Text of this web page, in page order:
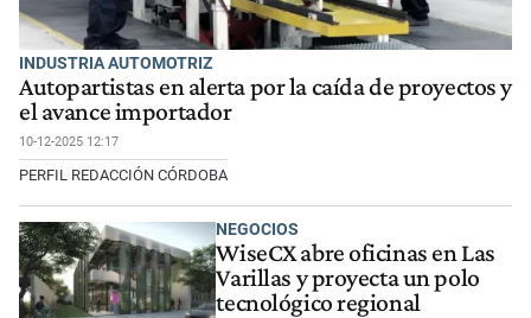
INDUSTRIA AUTOMOTRIZ
Autopartistas en alerta por la caída de proyectos y
el avance importador
10-12-2025 12:17
PERFIL REDACCIÓN CÓRDOBA
NEGOCIOS
WiseCX abre oficinas en Las
Varillas y proyecta un polo
tecnológico regional